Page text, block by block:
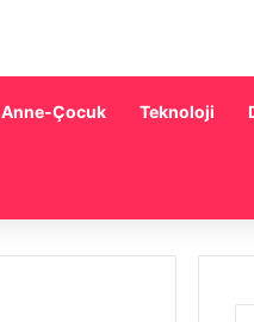
Anne-Çocuk Teknoloji